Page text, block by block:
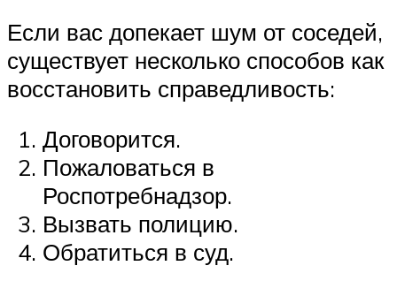
Если вас допекает шум от соседей,
существует несколько способов как
восстановить справедливость:
Договорится.
Пожаловаться в
Роспотребнадзор.
Вызвать полицию.
Обратиться в суд.